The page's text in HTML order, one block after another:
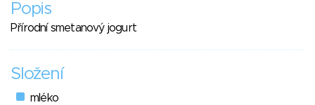
Popis
Přírodní smetanový jogurt
Složení
mléko